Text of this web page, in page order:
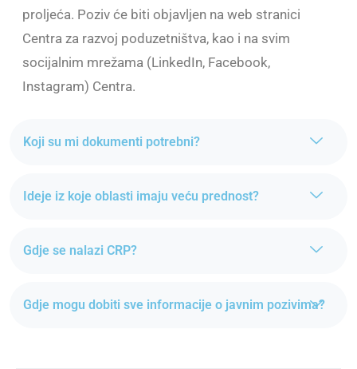
proljeća. Poziv će biti objavljen na web stranici
Centra za razvoj poduzetništva, kao i na svim
socijalnim mrežama (LinkedIn, Facebook,
Instagram) Centra.
Koji su mi dokumenti potrebni?
Ideje iz koje oblasti imaju veću prednost?
Gdje se nalazi CRP?
Gdje mogu dobiti sve informacije o javnim pozivima?